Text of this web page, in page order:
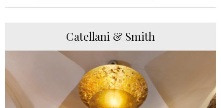
Catellani & Smith